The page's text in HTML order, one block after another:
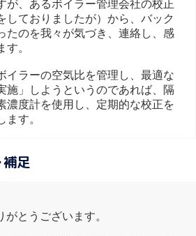
が、あるボイラー管理会社の校正
しておりましたが）から、バック
たのを我々が気づき、連絡し、感
。
イラーの空気比を管理し、最適な
施」しようというのであれば、隔
濃度計を使用し、定期的な校正を
す。
足
とうございます。